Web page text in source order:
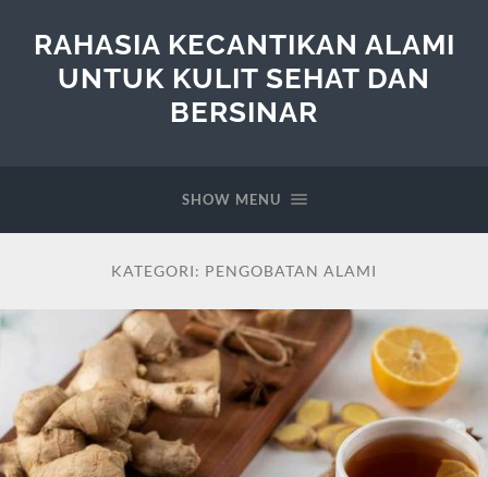
RAHASIA KECANTIKAN ALAMI
UNTUK KULIT SEHAT DAN
BERSINAR
SHOW MENU
KATEGORI: PENGOBATAN ALAMI